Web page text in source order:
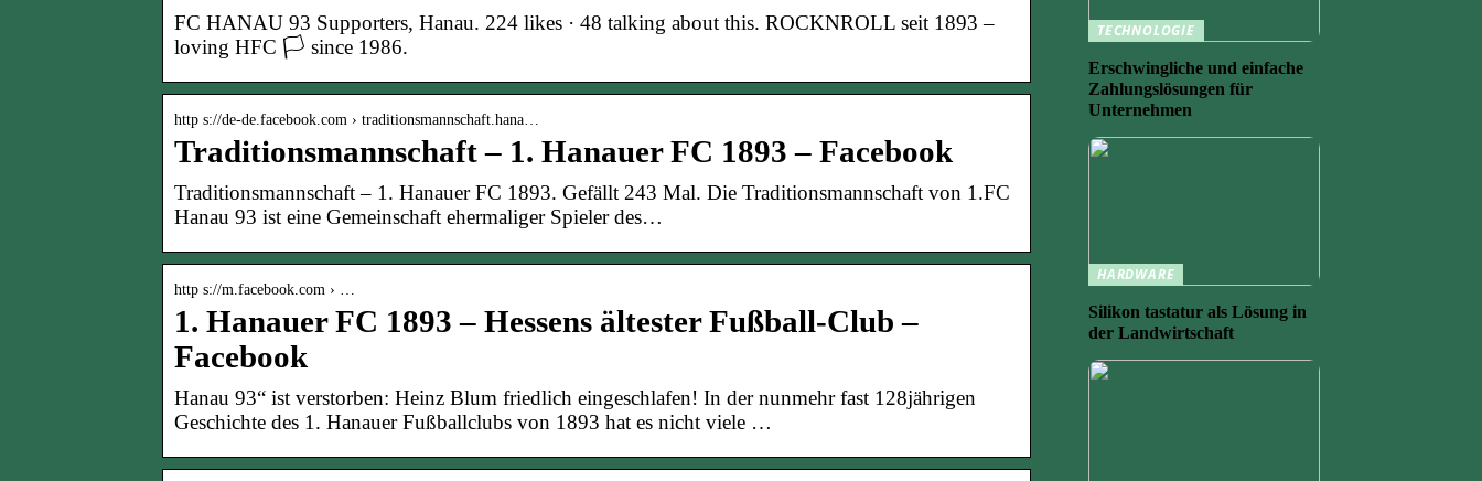
FC HANAU 93 Supporters, Hanau. 224 likes · 48 talking about this. ROCKNROLL seit 1893 –
loving HFC 🏳️ since 1986.
http s://de-de.facebook.com › traditionsmannschaft.hana…
Traditionsmannschaft – 1. Hanauer FC 1893 – Facebook
Traditionsmannschaft – 1. Hanauer FC 1893. Gefällt 243 Mal. Die Traditionsmannschaft von 1.FC
Hanau 93 ist eine Gemeinschaft ehermaliger Spieler des…
http s://m.facebook.com › …
1. Hanauer FC 1893 – Hessens ältester Fußball-Club –
Facebook
Hanau 93“ ist verstorben: Heinz Blum friedlich eingeschlafen! In der nunmehr fast 128jährigen
Geschichte des 1. Hanauer Fußballclubs von 1893 hat es nicht viele …
TECHNOLOGIE
Erschwingliche und einfache
Zahlungslösungen für
Unternehmen
HARDWARE
Silikon tastatur als Lösung in
der Landwirtschaft